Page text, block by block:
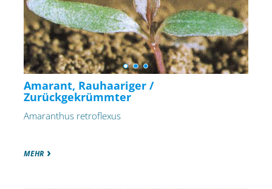
Amarant, Rauhaariger /
Zurückgekrümmter
Amaranthus retroflexus
MEHR